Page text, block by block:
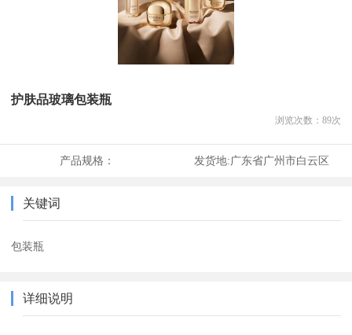
护肤品玻璃包装瓶
浏览次数： 89次
产品规格： 发货地:广东省广州市白云区
关键词
包装瓶
详细说明